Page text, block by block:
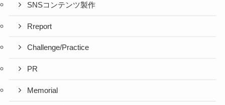
SNSコンテンツ製作
Rreport
Challenge/Practice
PR
Memorial